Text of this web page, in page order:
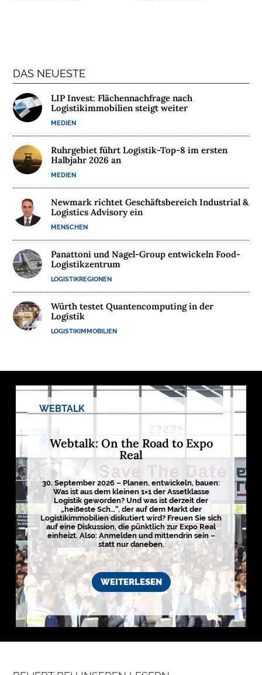
DAS NEUESTE
LIP Invest: Flächennachfrage nach
Logistikimmobilien steigt weiter
MEDIEN
Ruhrgebiet führt Logistik-Top-8 im ersten
Halbjahr 2026 an
MEDIEN
Newmark richtet Geschäftsbereich Industrial &
Logistics Advisory ein
MENSCHEN
Panattoni und Nagel-Group entwickeln Food-
Logistikzentrum
LOGISTIKREGIONEN
Würth testet Quantencomputing in der
Logistik
LOGISTIKIMMOBILIEN
WEBTALK
Webtalk: On the Road to Expo
Real
30. September 2026 – Planen, entwickeln, bauen:
Was ist aus dem kleinen 1×1 der Assetklasse
Logistik geworden? Und was ist derzeit der
„heißeste Sch…“, der auf dem Markt der
Logistikimmobilien diskutiert wird? Freuen Sie sich
auf eine Diskussion, die pünktlich zur Expo Real
einheizt. Also: Anmelden und mittendrin sein –
statt nur daneben.
WEITERLESEN